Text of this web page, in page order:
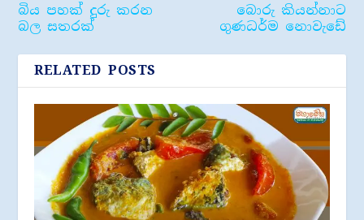
බිය පහක් දුරු කරන
බල සතරක්
බොරු කියන්නාට
ගුණධර්ම නොවැඩේ
RELATED POSTS